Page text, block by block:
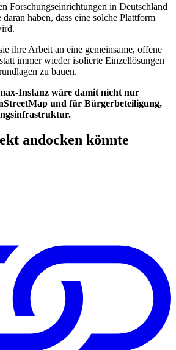
Forschungseinrichtungen in Deutschland
daran haben, dass eine solche Plattform
ihre Arbeit an eine gemeinsame, offene
immer wieder isolierte Einzellösungen
zu bauen.
Instanz wäre damit nicht nur
und für Bürgerbeteiligung,
andocken könnte